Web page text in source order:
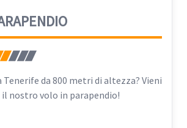
Tenerife da 800 metri di altezza? Vieni
nostro volo in parapendio!